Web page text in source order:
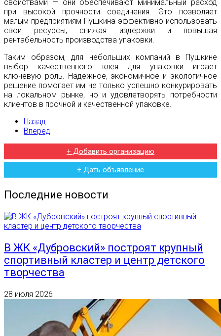
свойствами — они обеспечивают минимальный расход
при высокой прочности соединения. Это позволяет
малым предприятиям Пушкина эффективно использовать
свои ресурсы, снижая издержки и повышая
рентабельность производства упаковки.
Таким образом, для небольших компаний в Пушкине
выбор качественного клея для упаковки играет
ключевую роль. Надежное, экономичное и экологичное
решение помогает им не только успешно конкурировать
на локальном рынке, но и удовлетворять потребности
клиентов в прочной и качественной упаковке.
Назад
Вперёд
+ Добавить организацию
+ Дать объявление
Последние новости
В ЖК «Дубровский» построят крупный
спортивный кластер и центр детского
творчества
28 июля 2026